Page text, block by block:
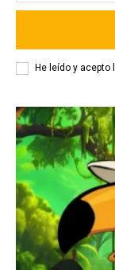
He leído y acepto